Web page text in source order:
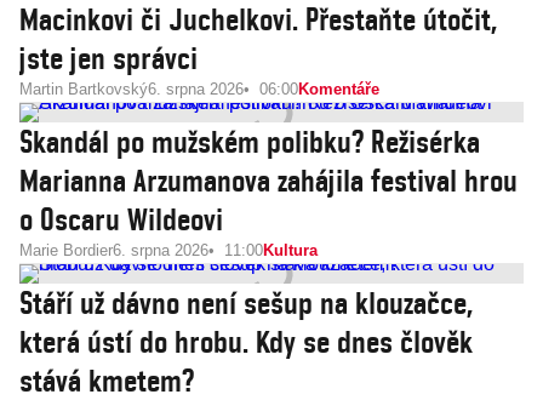
Macinkovi či Juchelkovi. Přestaňte útočit,
jste jen správci
Martin Bartkovský6. srpna 2026 06:00Komentáře
Skandál po mužském polibku? Režisérka
Marianna Arzumanova zahájila festival hrou
o Oscaru Wildeovi
Marie Bordier6. srpna 2026 11:00Kultura
Stáří už dávno není sešup na klouzačce,
která ústí do hrobu. Kdy se dnes člověk
stává kmetem?